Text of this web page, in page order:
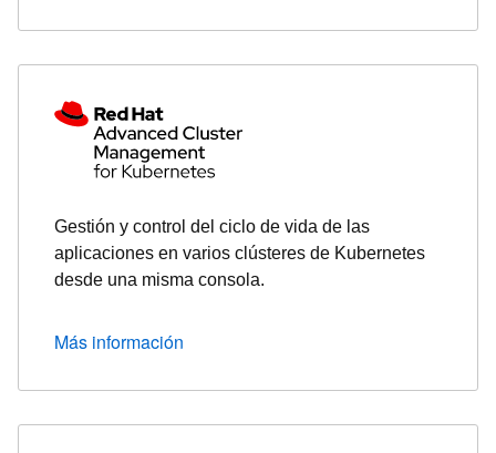
Gestión y control del ciclo de vida de las
aplicaciones en varios clústeres de Kubernetes
desde una misma consola.
Más información